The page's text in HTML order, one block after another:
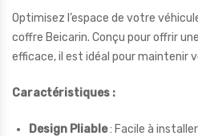
Optimisez l’espace de votre
coffre Beicarin. Conçu pour offrir
efficace, il est idéal pour maintenir
Caractéristiques :
Design Pliable: Facile à installer